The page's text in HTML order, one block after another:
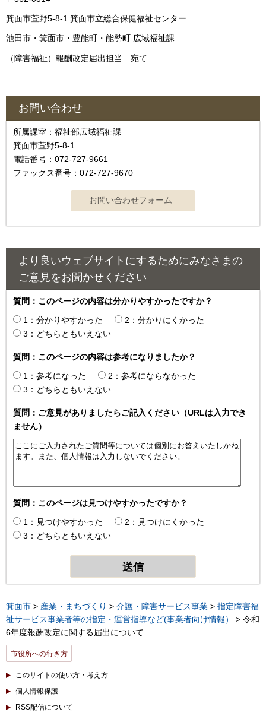
箕面市萱野5-8-1 箕面市立総合保健福祉センター
池田市・箕面市・豊能町・能勢町 広域福祉課
（障害福祉）報酬改定届出担当 宛て
お問い合わせ
所属課室：福祉部広域福祉課
箕面市萱野5-8-1
電話番号：072-727-9661
ファックス番号：072-727-9670
より良いウェブサイトにするためにみなさまの
ご意見をお聞かせください
質問：このページの内容は分かりやすかったですか？
1：分かりやすかった
2：分かりにくかった
3：どちらともいえない
質問：このページの内容は参考になりましたか？
1：参考になった
2：参考にならなかった
3：どちらともいえない
質問：ご意見がありましたらご記入ください（URLは入力でき
ません）
質問：このページは見つけやすかったですか？
1：見つけやすかった
2：見つけにくかった
3：どちらともいえない
箕面市 > 産業・まちづくり > 介護・障害サービス事業 > 指定障害福
祉サービス事業者等の指定・運営指導など(事業者向け情報）
> 令和
6年度報酬改定に関する届出について
市役所への行き方
このサイトの使い方・考え方
個人情報保護
RSS配信について